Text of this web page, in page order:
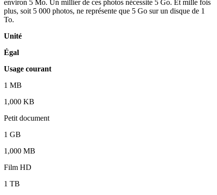
environ 5 Mo. Un millier de ces photos nécessite 5 Go. Et mille fois
plus, soit 5 000 photos, ne représente que 5 Go sur un disque de 1
To.
Unité
Égal
Usage courant
1 MB
1,000 KB
Petit document
1 GB
1,000 MB
Film HD
1 TB